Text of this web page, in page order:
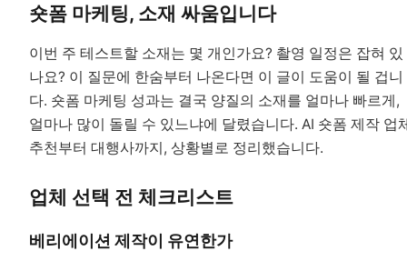
숏폼 마케팅, 소재 싸움입니다
이번 주 테스트할 소재는 몇 개인가요? 촬영 일정은 잡혀 있
나요? 이 질문에 한숨부터 나온다면 이 글이 도움이 될 겁니
다. 숏폼 마케팅 성과는 결국 양질의 소재를 얼마나 빠르게,
얼마나 많이 돌릴 수 있느냐에 달렸습니다. AI 숏폼 제작 업
추천부터 대행사까지, 상황별로 정리했습니다.
업체 선택 전 체크리스트
베리에이션 제작이 유연한가